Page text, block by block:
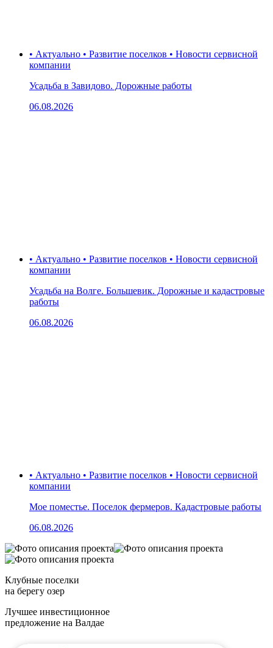
• Актуально • Развитие поселков • Новости сервисной
компании
Усадьба в Завидово. Дорожные работы
06.08.2026
• Актуально • Развитие поселков • Новости сервисной
компании
Усадьба на Волге. Большевик. Дорожные и кадастровые
работы
06.08.2026
• Актуально • Развитие поселков • Новости сервисной
компании
Мое поместье. Поселок фермеров. Кадастровые работы
06.08.2026
Клубные поселки
на берегу озер
Лучшее инвестиционное
предложение на Валдае